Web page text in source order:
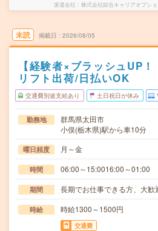
派遣会社 株式会社綜合キャリアオプシ
未読 掲載日 2026/08/05
【経験者×ブラッシュUP
リフト出荷/日払いOK
交通費別途支給あり 土日祝日が休み
勤務地
群馬県太田市
小俣(栃木県)駅から車10分
曜日頻度 月～金
時間 06:00～15:0016:00～01:00
期間 長期でお仕事できる方、大歓
時給 時給1300～1500円
交通費